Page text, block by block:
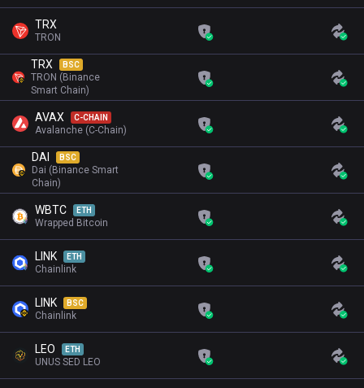
TRX
TRON
TRX BSC
TRON (Binance
Smart Chain)
AVAX C-CHAIN
Avalanche (C-Chain)
DAI BSC
Dai (Binance Smart
Chain)
WBTC ETH
Wrapped Bitcoin
LINK ETH
Chainlink
LINK BSC
Chainlink
LEO ETH
UNUS SED LEO